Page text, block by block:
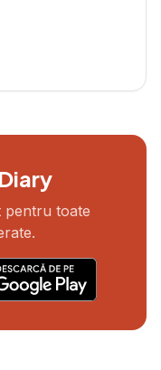
pentru toate